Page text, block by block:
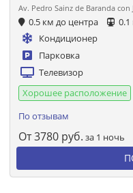
Av. Pedro Sainz de Baranda
0.5 км до центра 0.1
Кондиционер
Парковка
Телевизор
Хорошее расположение
По отзывам
От3780 руб. за 1 ночь